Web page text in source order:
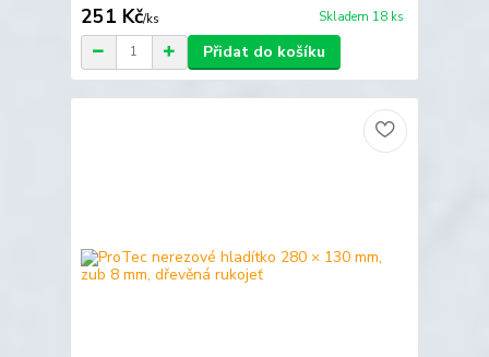
251 Kč/ks Skladem 18 ks
Přidat do košíku